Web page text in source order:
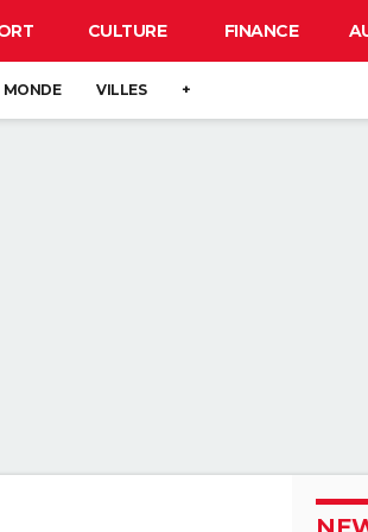
CULTURE FINANCE
MONDE VILLES +